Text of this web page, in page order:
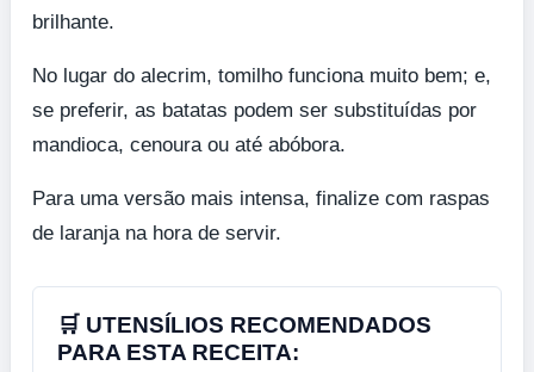
brilhante.
No lugar do alecrim, tomilho funciona muito bem; e,
se preferir, as batatas podem ser substituídas por
mandioca, cenoura ou até abóbora.
Para uma versão mais intensa, finalize com raspas
de laranja na hora de servir.
🛒 UTENSÍLIOS RECOMENDADOS
PARA ESTA RECEITA: